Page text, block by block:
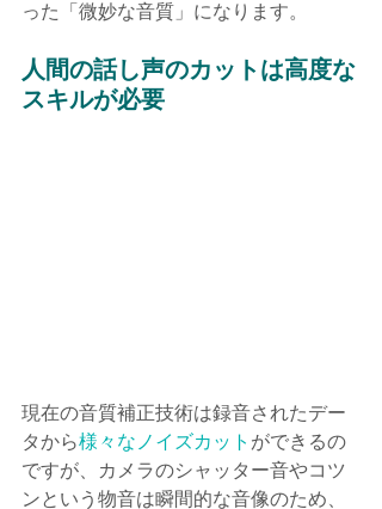
った「微妙な音質」になります。
人間の話し声のカットは高度な
スキルが必要
現在の音質補正技術は録音されたデー
タから様々なノイズカット ができるの
ですが、カメラのシャッター音やコツ
ンという物音は瞬間的な音像のため、